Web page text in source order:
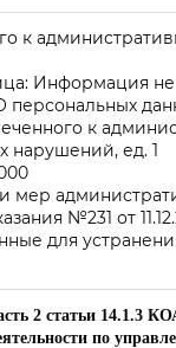
к
Информация
персональных
к
нарушений, ед. 1
№231 от
для
2 статьи 14.1.3
по